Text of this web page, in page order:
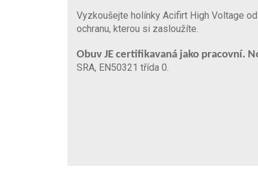
Vyzkoušejte holínky Acifirt High Voltage
ochranu, kterou si zasloužíte.
Obuv JE certifikavaná jako pracovní.
SRA, EN50321 třída 0.